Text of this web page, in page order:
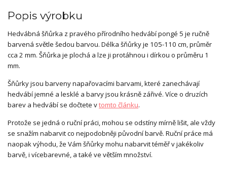
Popis výrobku
Hedvábná šňůrka z pravého přírodního hedvábí pongé 5 je ručně
barvená světle šedou barvou. Délka šňůrky je 105-110 cm, průměr
cca 2 mm. Šňůrka je plochá a lze ji protáhnou i dírkou o průměru 1
mm.
Šňůrky jsou barveny napařovacími barvami, které zanechávají
hedvábí jemné a lesklé a barvy jsou krásně zářivé. Více o druzích
barev a hedvábí se dočtete vtomto článku.
Protože se jedná o ruční práci, mohou se odstíny mírně lišit, ale vždy
se snažím nabarvit co nejpodobněji původní barvě. Ruční práce má
naopak výhodu, že Vám šňůrky mohu nabarvit téměř v jakékoliv
barvě, i vícebarevné, a také ve větším množství.